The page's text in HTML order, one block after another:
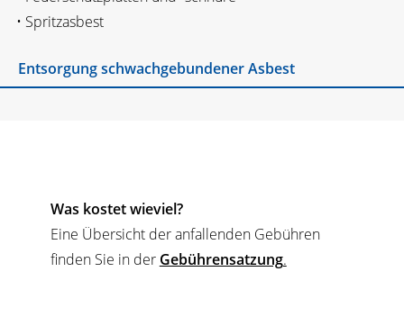
• Spritzasbest
Entsorgung schwachgebundener Asbest
Was kostet wieviel?
Eine Übersicht der anfallenden Gebühren
finden Sie in der Gebührensatzung.